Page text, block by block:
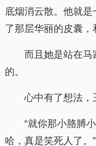
底烟消云散。他就
了那层华丽的皮囊，
而且她是站在马
的。
心中有了想法，
“就你那小胳膊
哈，真是笑死人了。